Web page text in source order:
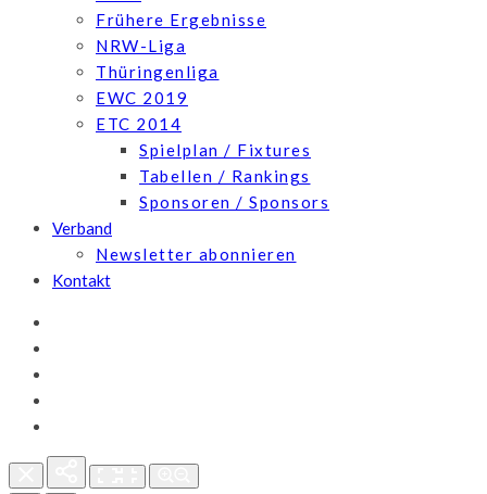
Frühere Ergebnisse
NRW-Liga
Thüringenliga
EWC 2019
ETC 2014
Spielplan / Fixtures
Tabellen / Rankings
Sponsoren / Sponsors
Verband
Newsletter abonnieren
Kontakt